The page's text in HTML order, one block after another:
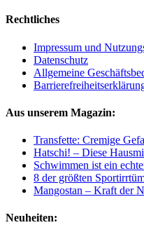
Rechtliches
Impressum und
Datenschutz
Allgemeine
Aus unserem Magazin:
Transfette: Cremige
Hatschi! – Diese
Schwimmen ist ein
8 der größten
Mangostan – Kraft der
Neuheiten: